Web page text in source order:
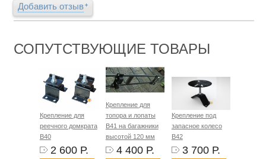
Добавить отзыв
СОПУТСТВУЮЩИЕ ТОВАРЫ
Крепление для
реечного домкрата
B40
2 600 Р.
Крепление для
топора и лопаты
B41 на багажники
высотой 120 мм
4 400 Р.
Крепление под
запасное колесо
B42
3 700 Р.